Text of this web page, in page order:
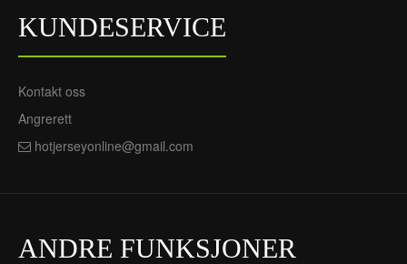
KUNDESERVICE
Kontakt oss
Angrerett
hotjerseyonline@gmail.com
ANDRE FUNKSJONER